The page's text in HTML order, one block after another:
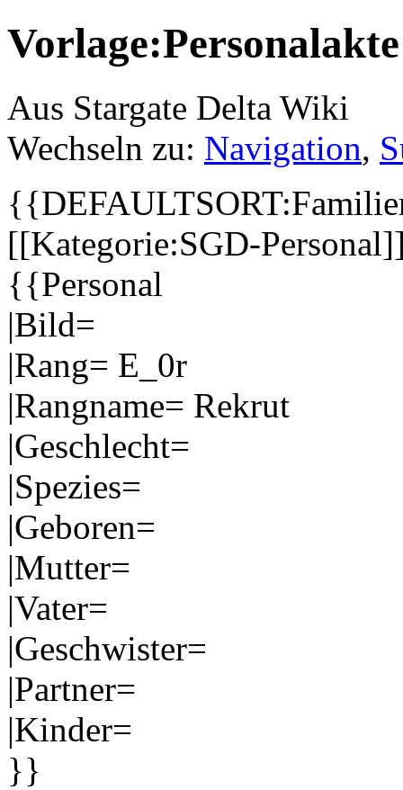
Vorlage:Personalakte
Aus Stargate Delta Wiki
Wechseln zu: Navigation,
[[Kategorie:SGD-
{{Personal
|Bild=
|Rang= E_0r
|Rangname= Rekrut
|Geschlecht=
|Spezies=
|Geboren=
|Mutter=
|Vater=
|Geschwister=
|Partner=
|Kinder=
}}